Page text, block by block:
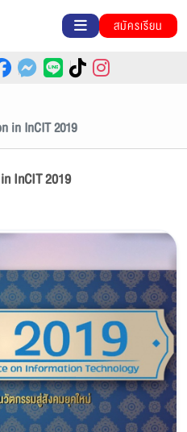
สมัครเรียน
in InCIT 2019
InCIT 2019